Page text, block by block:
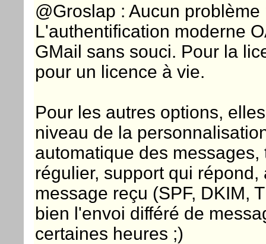
@Groslap : Aucun
L'authentification moderne
GMail sans souci. Pour la
pour un licence à vie.
Pour les autres options,
niveau de la
automatique des
régulier, support qui
message reçu (SPF, DKIM,
bien l'envoi différé de
certaines heures ;)